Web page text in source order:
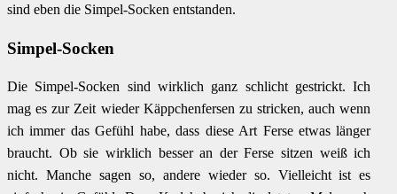
sind eben die Simpel-Socken entstanden.
Simpel-Socken
Die Simpel-Socken sind wirklich ganz schlicht gestrickt. Ich
mag es zur Zeit wieder Käppchenfersen zu stricken, auch wenn
ich immer das Gefühl habe, dass diese Art Ferse etwas länger
braucht. Ob sie wirklich besser an der Ferse sitzen weiß ich
nicht. Manche sagen so, andere wieder so. Vielleicht ist es